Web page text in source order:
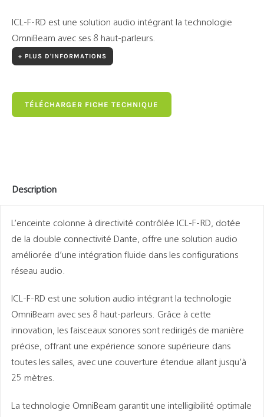
ICL-F-RD est une solution audio intégrant la technologie
OmniBeam avec ses 8 haut-parleurs.
+ PLUS D'INFORMATIONS
TÉLÉCHARGER FICHE TECHNIQUE
Description
L’enceinte colonne à directivité contrôlée ICL-F-RD, dotée
de la double connectivité Dante, offre une solution audio
améliorée d’une intégration fluide dans les configurations
réseau audio.
ICL-F-RD est une solution audio intégrant la technologie
OmniBeam avec ses 8 haut-parleurs. Grâce à cette
innovation, les faisceaux sonores sont redirigés de manière
précise, offrant une expérience sonore supérieure dans
toutes les salles, avec une couverture étendue allant jusqu’à
25 mètres.
La technologie OmniBeam garantit une intelligibilité optimale